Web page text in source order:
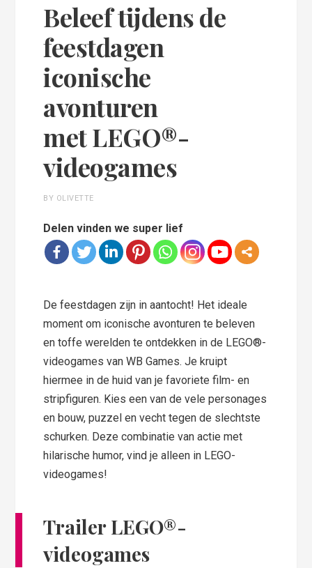
Beleef tijdens de
feestdagen
iconische
avonturen
met LEGO®-
videogames
BY OLIVETTE
Delen vinden we super lief
De feestdagen zijn in aantocht! Het ideale
moment om iconische avonturen te beleven
en toffe werelden te ontdekken in de LEGO®-
videogames van WB Games. Je kruipt
hiermee in de huid van je favoriete film- en
stripfiguren. Kies een van de vele personages
en bouw, puzzel en vecht tegen de slechtste
schurken. Deze combinatie van actie met
hilarische humor, vind je alleen in LEGO-
videogames!
Trailer LEGO®-
videogames